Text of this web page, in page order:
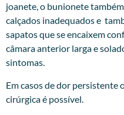
joanete, o bunionete
calçados inadequados e
sapatos que se encaixem
câmara anterior larga e
sintomas.
Em casos de dor persistente
cirúrgica é possível.